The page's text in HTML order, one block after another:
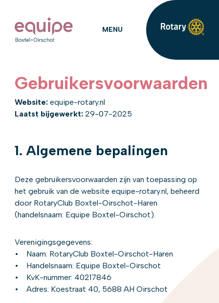
MENU
Gebruikersvoorwaarden
Website: equipe-rotary.nl
Laatst bijgewerkt: 29-07-2025
1. Algemene bepalingen
Deze gebruikersvoorwaarden zijn van toepassing op
het gebruik van de website equipe-rotary.nl, beheerd
door RotaryClub Boxtel-Oirschot-Haren
(handelsnaam: Equipe Boxtel-Oirschot).
Verenigingsgegevens:
• Naam: RotaryClub Boxtel-Oirschot-Haren
• Handelsnaam: Equipe Boxtel-Oirschot
• KvK-nummer: 40217846
• Adres: Koestraat 40, 5688 AH Oirschot